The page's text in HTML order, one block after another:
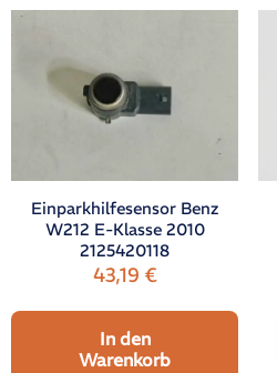
Einparkhilfesensor Benz
W212 E-Klasse 2010
2125420118
43,19 €
In den
Warenkorb